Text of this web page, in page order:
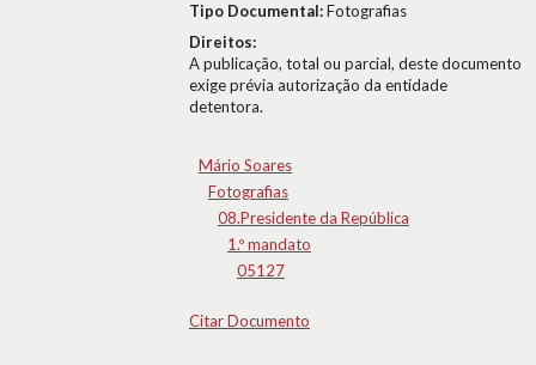
Tipo Documental:Fotografias
Direitos:
A publicação, total ou parcial, deste documento
exige prévia autorização da entidade
detentora.
Mário Soares
Fotografias
08.Presidente da República
1.º mandato
05127
Citar Documento